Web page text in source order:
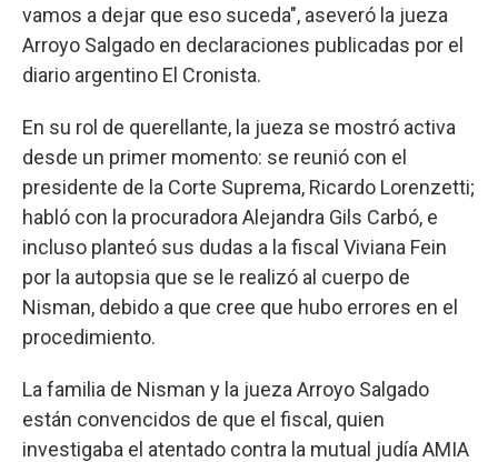
vamos a dejar que eso suceda", aseveró la jueza
Arroyo Salgado en declaraciones publicadas por el
diario argentino El Cronista.
En su rol de querellante, la jueza se mostró activa
desde un primer momento: se reunió con el
presidente de la Corte Suprema, Ricardo Lorenzetti;
habló con la procuradora Alejandra Gils Carbó, e
incluso planteó sus dudas a la fiscal Viviana Fein
por la autopsia que se le realizó al cuerpo de
Nisman, debido a que cree que hubo errores en el
procedimiento.
La familia de Nisman y la jueza Arroyo Salgado
están convencidos de que el fiscal, quien
investigaba el atentado contra la mutual judía AMIA